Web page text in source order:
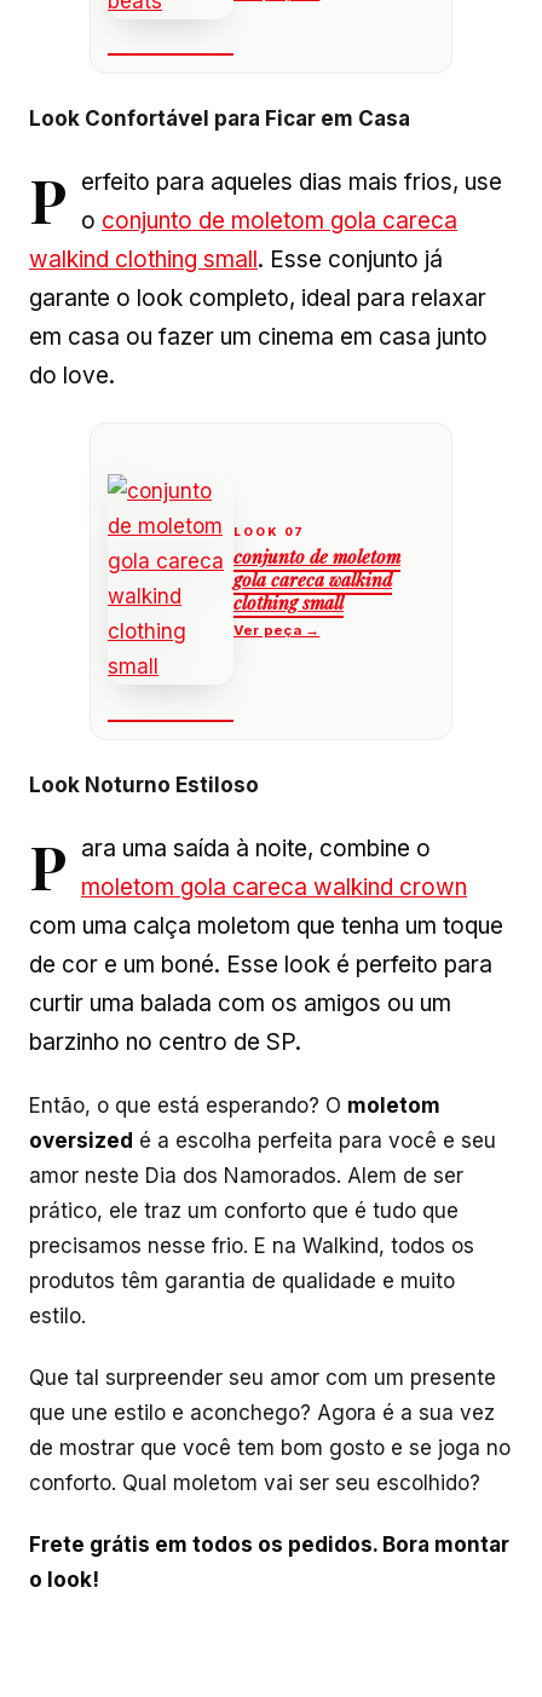
Look Confortável para Ficar em Casa
P
erfeito para aqueles dias mais frios, use
o conjunto de moletom gola careca
walkind clothing small. Esse conjunto já
garante o look completo, ideal para relaxar
em casa ou fazer um cinema em casa junto
do love.
conjunto de moletom
gola careca walkind
clothing small
Look Noturno Estiloso
P
ara uma saída à noite, combine o
moletom gola careca walkind crown
com uma calça moletom que tenha um toque
de cor e um boné. Esse look é perfeito para
curtir uma balada com os amigos ou um
barzinho no centro de SP.
Então, o que está esperando? O moletom
oversized é a escolha perfeita para você e seu
amor neste Dia dos Namorados. Alem de ser
prático, ele traz um conforto que é tudo que
precisamos nesse frio. E na Walkind, todos os
produtos têm garantia de qualidade e muito
estilo.
Que tal surpreender seu amor com um presente
que une estilo e aconchego? Agora é a sua vez
de mostrar que você tem bom gosto e se joga no
conforto. Qual moletom vai ser seu escolhido?
Frete grátis em todos os pedidos. Bora montar
o look!